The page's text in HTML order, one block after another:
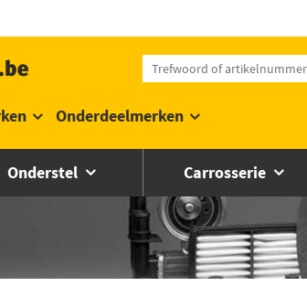
Onderdeelmerken
Onderstel Carrosserie